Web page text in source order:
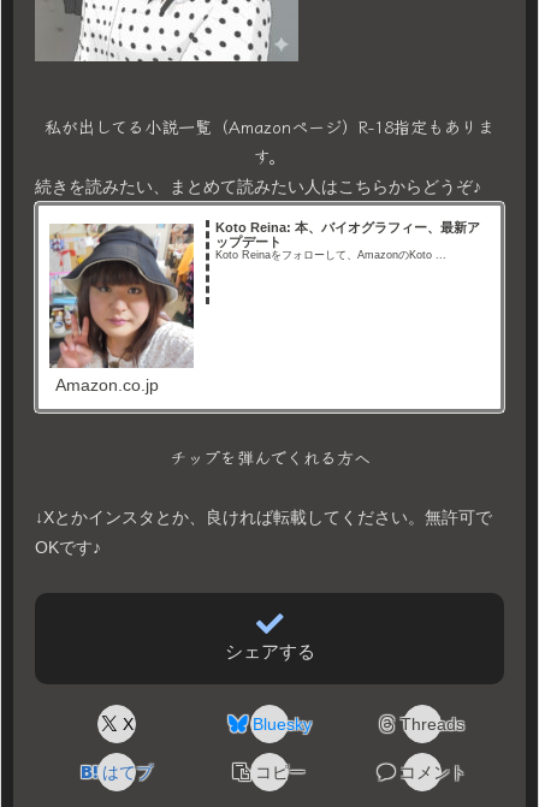
私が出してる小説一覧（Amazonページ）R-18指定もありま
す。
続きを読みたい、まとめて読みたい人はこちらからどうぞ♪
Koto Reina: 本、バイオグラフィー、最新ア
ップデート
Koto Reinaをフォローして、AmazonのKoto ...
Amazon.co.jp
チップを弾んでくれる方へ
↓Xとかインスタとか、良ければ転載してください。無許可で
OKです♪
シェアする
X Bluesky Threads
はてブ コピー コメント